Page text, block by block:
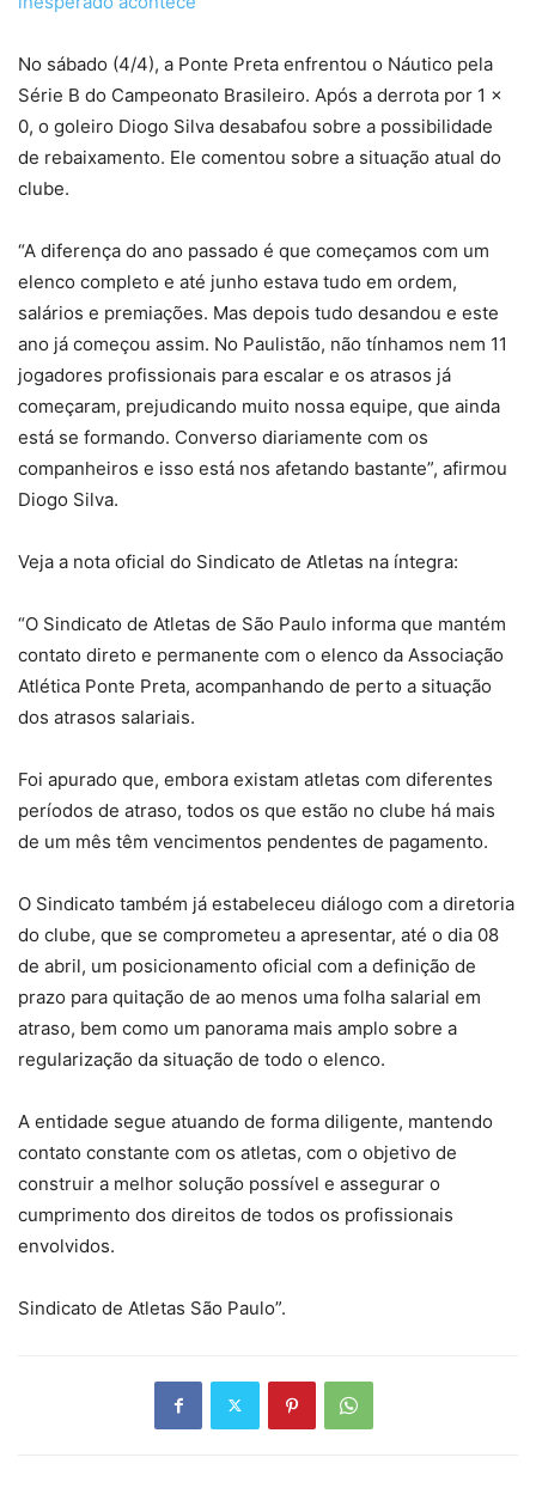
No sábado (4/4), a Ponte Preta enfrentou o Náutico pela
Série B do Campeonato Brasileiro. Após a derrota por 1 x
0, o goleiro Diogo Silva desabafou sobre a possibilidade
de rebaixamento. Ele comentou sobre a situação atual do
clube.
“A diferença do ano passado é que começamos com um
elenco completo e até junho estava tudo em ordem,
salários e premiações. Mas depois tudo desandou e este
ano já começou assim. No Paulistão, não tínhamos nem 11
jogadores profissionais para escalar e os atrasos já
começaram, prejudicando muito nossa equipe, que ainda
está se formando. Converso diariamente com os
companheiros e isso está nos afetando bastante”, afirmou
Diogo Silva.
Veja a nota oficial do Sindicato de Atletas na íntegra:
“O Sindicato de Atletas de São Paulo informa que mantém
contato direto e permanente com o elenco da Associação
Atlética Ponte Preta, acompanhando de perto a situação
dos atrasos salariais.
Foi apurado que, embora existam atletas com diferentes
períodos de atraso, todos os que estão no clube há mais
de um mês têm vencimentos pendentes de pagamento.
O Sindicato também já estabeleceu diálogo com a diretoria
do clube, que se comprometeu a apresentar, até o dia 08
de abril, um posicionamento oficial com a definição de
prazo para quitação de ao menos uma folha salarial em
atraso, bem como um panorama mais amplo sobre a
regularização da situação de todo o elenco.
A entidade segue atuando de forma diligente, mantendo
contato constante com os atletas, com o objetivo de
construir a melhor solução possível e assegurar o
cumprimento dos direitos de todos os profissionais
envolvidos.
Sindicato de Atletas São Paulo”.